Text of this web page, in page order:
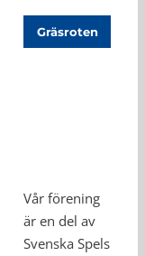
Gräsroten
Vår förening
är en del av
Svenska Spels